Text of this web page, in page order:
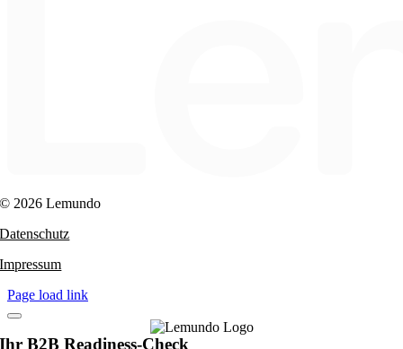
© 2026 Lemundo
Datenschutz
Impressum
Page load link
Ihr B2B Readiness-Check